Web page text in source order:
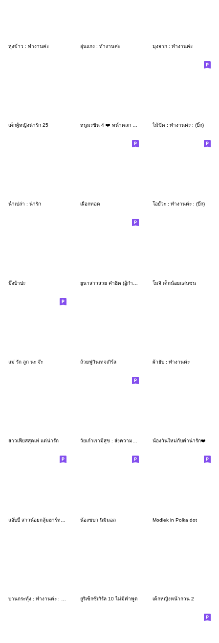
หุงข้าว : ทำงานค่ะ อุ่นแกง : ทำงานค่ะ มุงจาก : ทำงานค่ะ
เด็กผู้หญิงน่ารัก 25 ไม้ขีด : ทำงานค่ะ : (บิ๊ก)
น้ำเปล่า : น่ารัก เผือกทอด โอยั๊วะ : ทำงานค่ะ : (บิ๊ก)
มึงบ้าปะ โมจิ เด็กน้อยแสนซน
แม่ รัก ลูก นะ จ๊ะ ถ้วยฟูวินเทจเกิร์ล ผ้ายับ : ทำงานค่ะ
สาวเฟียสสุดเท่ แต่น่ารัก วัยเก๋าเรามีสุข : ส่งความห่วงใย น้องวันใหม่กับคำน่ารัก❤️
น้องชบา นิมิมอล Modlek in Polka dot
ยูริเซ็กซี่เกิร์ล 10 ไม่มีคำพูด เด็กหญิงหน้ากวน 2